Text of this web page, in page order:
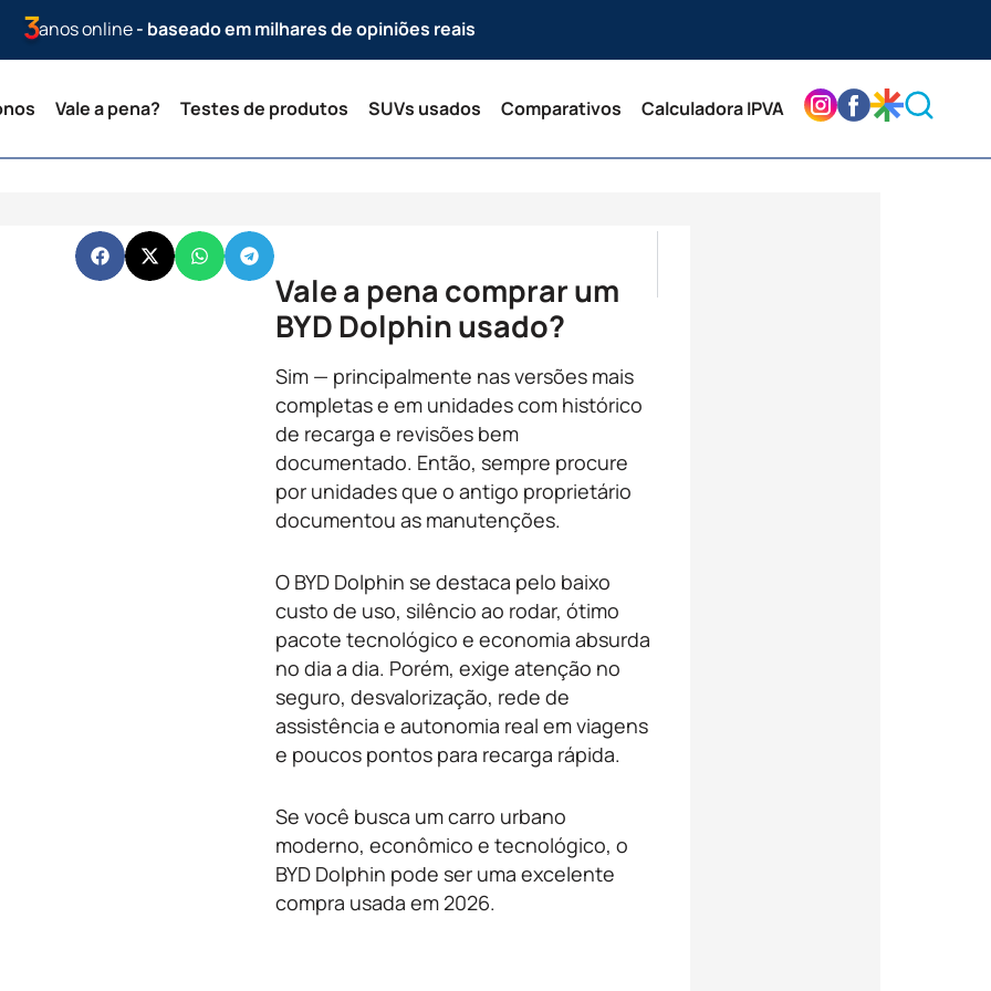
anos online- baseado em milhares de opiniões reais
Vale a pena? Testes de produtos SUVs usados Comparativos Calculadora IPVA
Vale a pena comprar um
BYD Dolphin usado?
Sim — principalmente nas versões mais
completas e em unidades com histórico
de recarga e revisões bem
documentado. Então, sempre procure
por unidades que o antigo proprietário
documentou as manutenções.
O BYD Dolphin se destaca pelo baixo
custo de uso, silêncio ao rodar, ótimo
pacote tecnológico e economia absurda
no dia a dia. Porém, exige atenção no
seguro, desvalorização, rede de
assistência e autonomia real em viagens
e poucos pontos para recarga rápida.
Se você busca um carro urbano
moderno, econômico e tecnológico, o
BYD Dolphin pode ser uma excelente
compra usada em 2026.